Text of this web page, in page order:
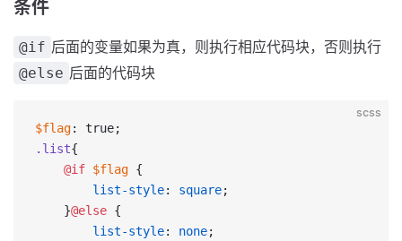
条件
@if 后面的变量如果为真，则执行相应代码块，否则执行
@else 后面的代码块
scss
$flag: true;
.list{
    @if
$flag {
        list-style
: square;
    }
@else {
        list-style
: none;